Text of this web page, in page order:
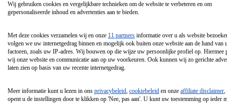
Schermgrootte 24 Inch
Schermgrootte 85 Inch
Schermgrootte 98 Inch
Tcl
Hd Led Tv
Wij gebruiken cookies en vergelijkbare technieken om de website te verbeteren en om
gepersonaliseerde inhoud en advertenties aan te bieden.
Met deze cookies verzamelen wij en onze 11 partners informatie over u als website
volgen we uw internetgedrag binnen en mogelijk ook buiten onze website aan de hand van
factoren, zoals uw IP-adres. Wij bouwen op die wijze uw persoonlijke profiel op. Hiermee
wij onze website en communicatie aan op uw voorkeuren. Ook kunnen wij zo gerichte
laten zien op basis van uw recente internetgedrag.
Meer informatie kunt u lezen in ons privacybeleid, cookiebeleid en onze affiliate disclaimer,
opent u de instellingen door te klikken op 'Nee, pas aan'. U kunt uw toestemming op ieder